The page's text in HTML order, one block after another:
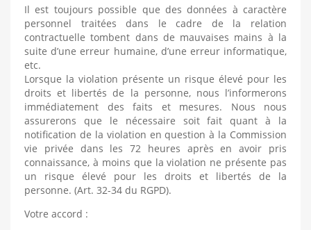
Il est toujours possible que des données à caractère
personnel traitées dans le cadre de la relation
contractuelle tombent dans de mauvaises mains à la
suite d’une erreur humaine, d’une erreur informatique,
etc.
Lorsque la violation présente un risque élevé pour les
droits et libertés de la personne, nous l’informerons
immédiatement des faits et mesures. Nous nous
assurerons que le nécessaire soit fait quant à la
notification de la violation en question à la Commission
vie privée dans les 72 heures après en avoir pris
connaissance, à moins que la violation ne présente pas
un risque élevé pour les droits et libertés de la
personne. (Art. 32-34 du RGPD).
Votre accord :